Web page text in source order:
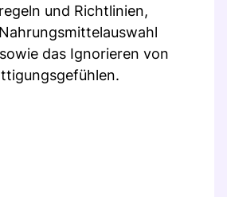
und Richtlinien,
das Ignorieren von